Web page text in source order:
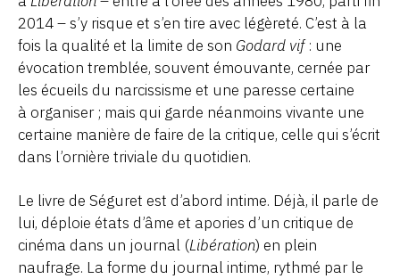
2014 – s’y risque et s’en tire avec légèreté. C’est à la
fois la qualité et la limite de son Godard vif: une
évocation tremblée, souvent émouvante, cernée par
les écueils du narcissisme et une paresse certaine
à organiser ; mais qui garde néanmoins vivante une
certaine manière de faire de la critique, celle qui s’écrit
dans l’ornière triviale du quotidien.
Le livre de Séguret est d’abord intime. Déjà, il parle de
lui, déploie états d’âme et apories d’un critique de
cinéma dans un journal (Libération) en plein
naufrage. La forme du journal intime, rythmé par le